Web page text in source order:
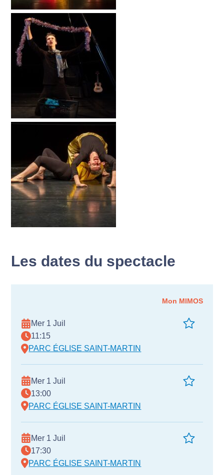
Les dates du spectacle
Mon MIMOS
Mer 1 Juil
11:15
PARC ÉGLISE SAINT-MARTIN
Mer 1 Juil
13:00
PARC ÉGLISE SAINT-MARTIN
Mer 1 Juil
17:30
PARC ÉGLISE SAINT-MARTIN